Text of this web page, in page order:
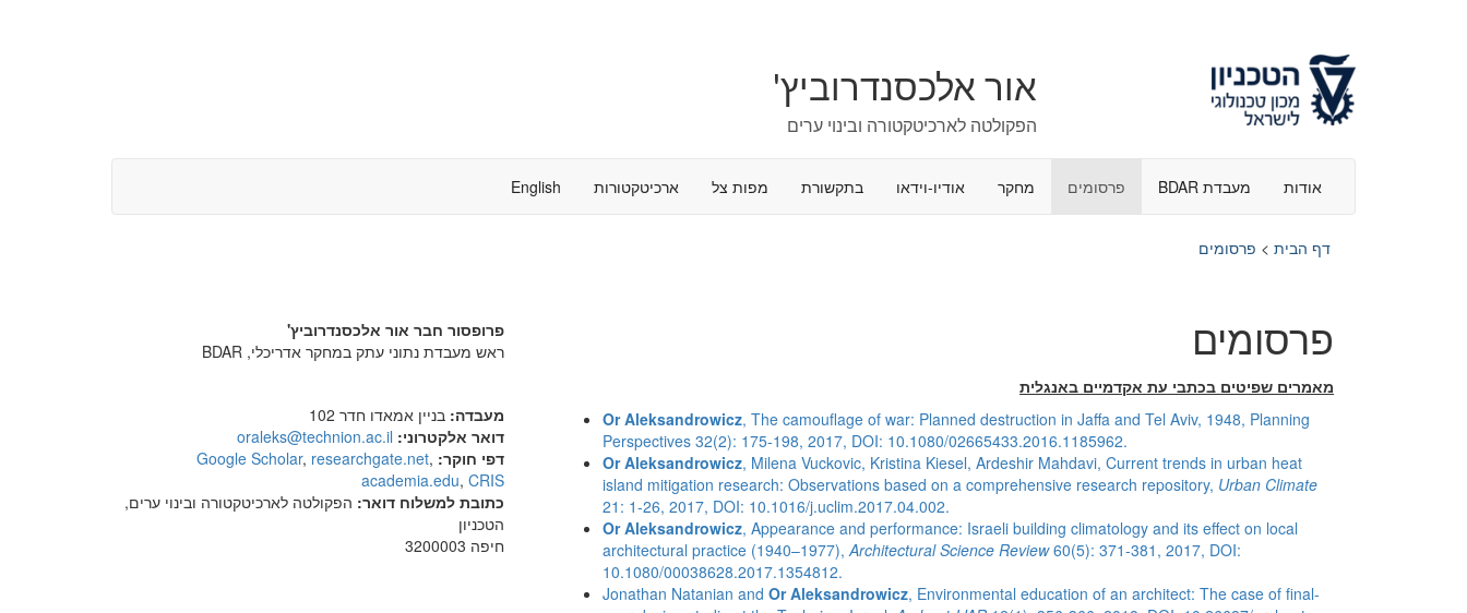
אור אלכסנדרוביץ'
הפקולטה לארכיטקטורה ובינוי ערים
אודות מעבדת BDAR פרסומים מחקר אודיו-וידאו בתקשורת מפות צל ארכיטקטורות English
דף הבית > פרסומים
פרסומים
מאמרים שפיטים בכתבי עת אקדמיים באנגלית
Or Aleksandrowicz, The camouflage of war: Planned destruction in Jaffa and Tel Aviv, 1948, Planning
Perspectives 32(2): 175-198, 2017, DOI: 10.1080/02665433.2016.1185962.
Or Aleksandrowicz, Milena Vuckovic, Kristina Kiesel, Ardeshir Mahdavi, Current trends in urban heat
island mitigation research: Observations based on a comprehensive research repository, Urban Climate
21: 1-26, 2017, DOI: 10.1016/j.uclim.2017.04.002.
Or Aleksandrowicz, Appearance and performance: Israeli building climatology and its effect on local
architectural practice (1940–1977),Architectural Science Review60(5): 371-381, 2017, DOI:
10.1080/00038628.2017.1354812.
Jonathan Natanian and Or Aleksandrowicz, Environmental education of an architect: The case of final-
פרופסור חבר אור אלכסנדרוביץ'
ראש מעבדת נתוני עתק במחקר אדריכלי, BDAR
מעבדה: בניין אמאדו חדר 102
דואר אלקטרוני: oraleks@technion.ac.il
דפי חוקר:
, researchgate.net,
academia.edu, CRIS
כתובת למשלוח דואר: הפקולטה לארכיטקטורה ובינוי ערים,
הטכניון
חיפה 3200003